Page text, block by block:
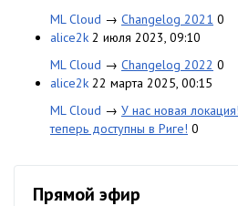
ML Cloud → Changelog 2021 0
alice2k 2 июля 2023, 09:10
ML Cloud → Changelog 2022 0
alice2k 22 марта 2025, 00:15
ML Cloud → У нас новая
теперь доступны в Риге! 0
Прямой эфир